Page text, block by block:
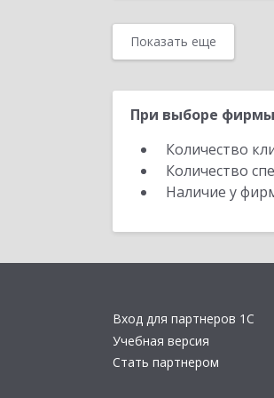
Показать еще
При выборе
Количество
Количество
Наличие у
Вход для партнеров 1С
Учебная версия
Стать партнером